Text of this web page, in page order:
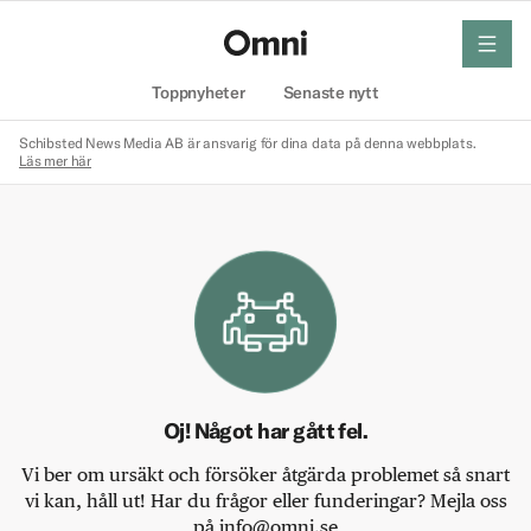
Toppnyheter Senaste nytt
meny
Schibsted News Media AB är ansvarig för dina data på denna webbplats.
Läs mer här
Oj! Något har gått fel.
Vi ber om ursäkt och försöker åtgärda problemet så snart
vi kan, håll ut! Har du frågor eller funderingar? Mejla oss